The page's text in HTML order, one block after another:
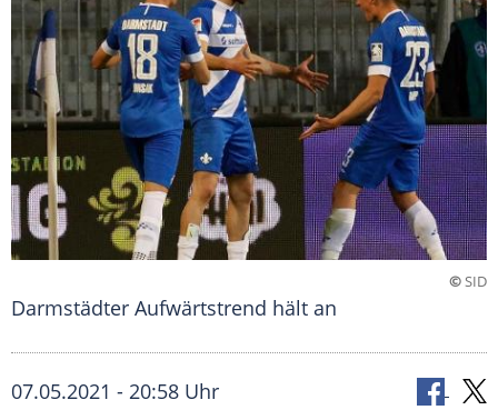
©SID
Darmstädter Aufwärtstrend hält an
07.05.2021 - 20:58 Uhr